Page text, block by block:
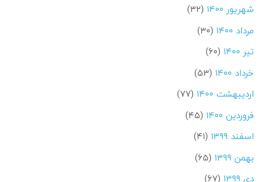
شهریور ۱۴۰۰
(۳۲)
مرداد ۱۴۰۰
(۳۰)
تیر ۱۴۰۰
(۶۰)
خرداد ۱۴۰۰
(۵۳)
اردیبهشت ۱۴۰۰
(۷۷)
فروردین ۱۴۰۰
(۴۵)
اسفند ۱۳۹۹
(۴۱)
بهمن ۱۳۹۹
(۶۵)
دی ۱۳۹۹
(۶۷)